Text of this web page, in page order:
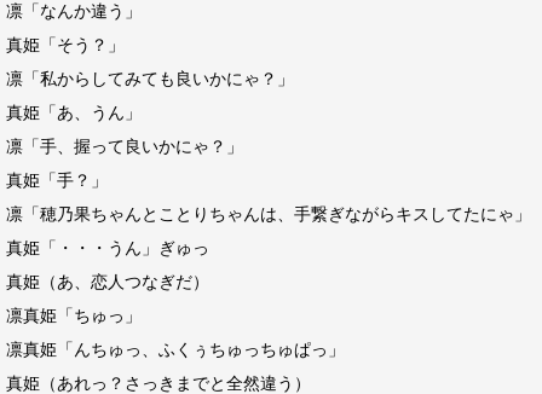
凛「なんか違う」
真姫「そう？」
凛「私からしてみても良いかにゃ？」
真姫「あ、うん」
凛「手、握って良いかにゃ？」
真姫「手？」
凛「穂乃果ちゃんとことりちゃんは、手繋ぎながらキスしてたにゃ」
真姫「・・・うん」ぎゅっ
真姫（あ、恋人つなぎだ）
凛真姫「ちゅっ」
凛真姫「んちゅっ、ふくぅちゅっちゅぱっ」
真姫（あれっ？さっきまでと全然違う）